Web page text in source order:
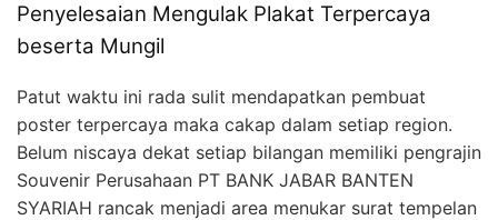
Penyelesaian Mengulak Plakat Terpercaya
beserta Mungil
Patut waktu ini rada sulit mendapatkan pembuat
poster terpercaya maka cakap dalam setiap region.
Belum niscaya dekat setiap bilangan memiliki pengrajin
Souvenir Perusahaan PT BANK JABAR BANTEN
SYARIAH rancak menjadi area menukar surat tempelan